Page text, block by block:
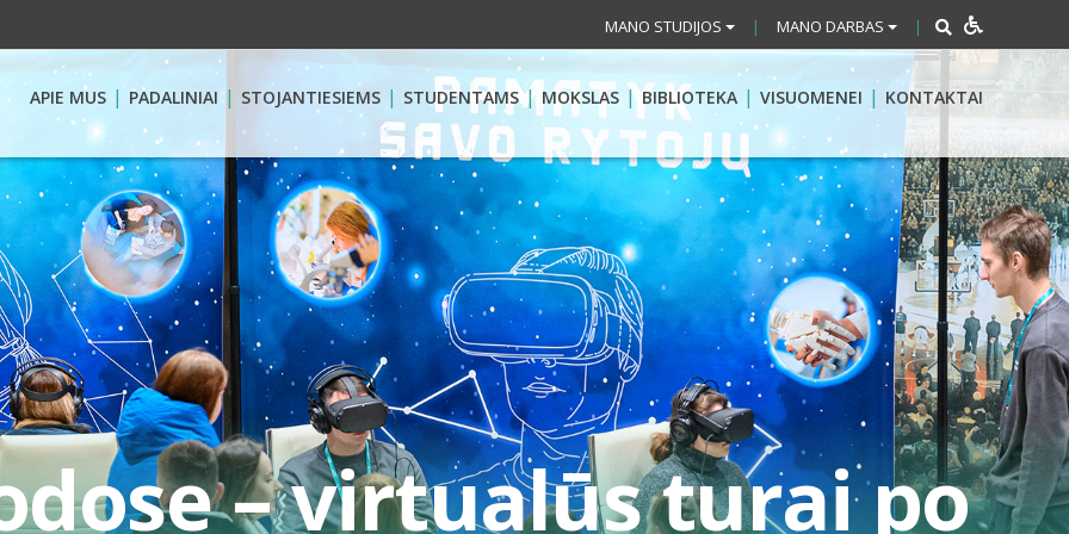
MANO STUDIJOS | MANO DARBAS |
APIE MUS PADALINIAI STOJANTIESIEMS STUDENTAMS MOKSLAS BIBLIOTEKA VISUOMENEI KONTAKTAI
– virtualūs turai po